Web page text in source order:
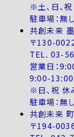
※土、日、
駐車場：無し
共創未来
〒130-
TEL. 03-
営業日：
9:00-13:00
※日、祝 休
駐車場：無し
共創未来
〒194-